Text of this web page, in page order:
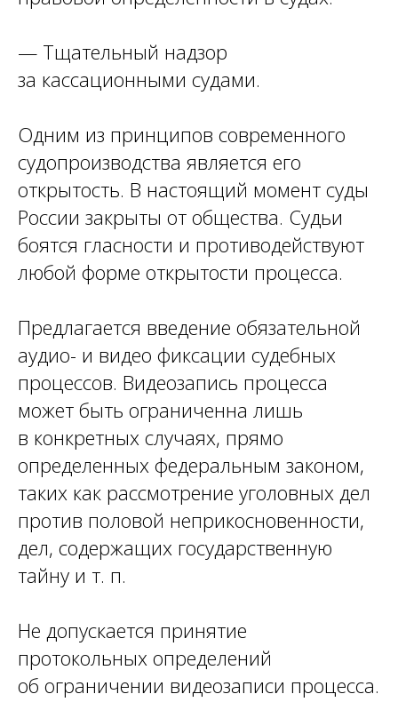
— Тщательный надзор
за кассационными судами.
Одним из принципов современного
судопроизводства является его
открытость. В настоящий момент суды
России закрыты от общества. Судьи
боятся гласности и противодействуют
любой форме открытости процесса.
Предлагается введение обязательной
аудио- и видео фиксации судебных
процессов. Видеозапись процесса
может быть ограниченна лишь
в конкретных случаях, прямо
определенных федеральным законом,
таких как рассмотрение уголовных дел
против половой неприкосновенности,
дел, содержащих государственную
тайну и т. п.
Не допускается принятие
протокольных определений
об ограничении видеозаписи процесса.